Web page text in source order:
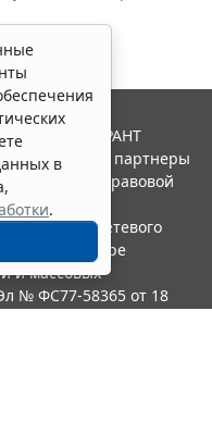
в
.
Система ГАРАНТ
"Гарант" и ее партнеры
ассоциации правовой
в качестве сетевого
в сфере
и массовых
№ ФС77-58365 от 18